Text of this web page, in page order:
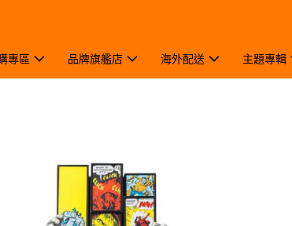
專區 品牌旗艦店 海外配送 主題專輯